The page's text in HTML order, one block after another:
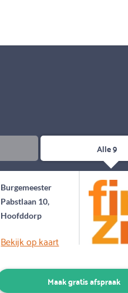
Plan een gratis 1e gesprek binnen 1
Alle 9
Burgemeester
Pabstlaan 10,
Hoofddorp
Bekijk op kaart
Maak gratis afspraak